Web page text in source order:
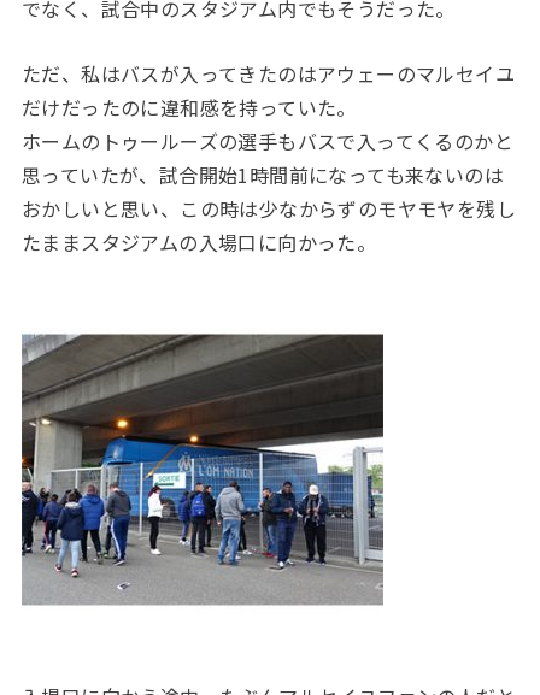
でなく、試合中のスタジアム内でもそうだった。
ただ、私はバスが入ってきたのはアウェーのマルセイユ
だけだったのに違和感を持っていた。
ホームのトゥールーズの選手もバスで入ってくるのかと
思っていたが、試合開始1時間前になっても来ないのは
おかしいと思い、この時は少なからずのモヤモヤを残し
たままスタジアムの入場口に向かった。